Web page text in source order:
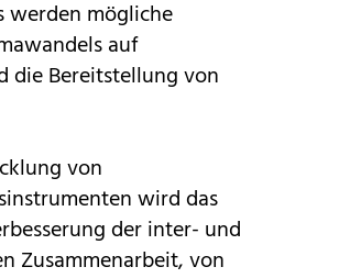
werden mögliche
auf
die Bereitstellung von
von
wird das
der inter- und
Zusammenarbeit, von